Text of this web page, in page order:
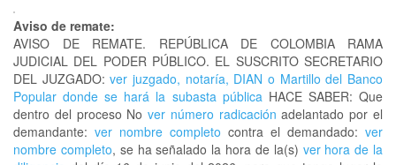
Aviso de remate:
AVISO DE REMATE. REPÚBLICA DE COLOMBIA RAMA
JUDICIAL DEL PODER PÚBLICO. EL SUSCRITO SECRETARIO
DEL JUZGADO: ver juzgado, notaría, DIAN o Martillo del Banco
Popular donde se hará la subasta públicaHACE SABER: Que
dentro del proceso Nover número radicación adelantado por el
demandante: ver nombre completo contra el demandado: ver
nombre completo, se ha señalado la hora de la(s) ver hora de la